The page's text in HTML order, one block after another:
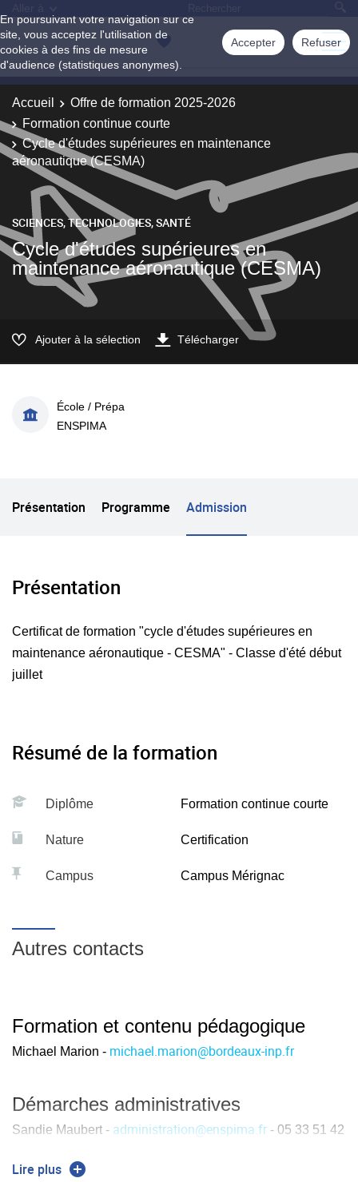
En poursuivant votre navigation sur ce
site, vous acceptez l'utilisation de
cookies à des fins de mesure
d'audience (statistiques anonymes).
Accepter Refuser
Accueil
Offre de formation 2025-2026
Formation continue courte
Cycle d'études supérieures en maintenance
aéronautique (CESMA)
SCIENCES, TECHNOLOGIES, SANTÉ
Cycle d'études supérieures en
maintenance aéronautique (CESMA)
Ajouter à la sélection Télécharger
École / Prépa
ENSPIMA
Présentation Programme Admission
Présentation
Certificat de formation "cycle d'études supérieures en
maintenance aéronautique - CESMA" - Classe d'été début
juillet
Résumé de la formation
Diplôme Formation continue courte
Nature Certification
Campus Campus Mérignac
Autres contacts
Formation et contenu pédagogique
Michael Marion - michael.marion@bordeaux-inp.fr
Démarches administratives
Sandie Maubert - administration@enspima.fr - 05 33 51 42
Lire plus